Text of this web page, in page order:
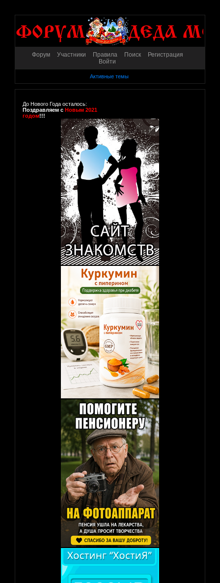
Форум Участники Правила Поиск
Регистрация
Войти
Активные темы
До Нового Года осталось:
Поздравляем с Новым 2021
годом!!!